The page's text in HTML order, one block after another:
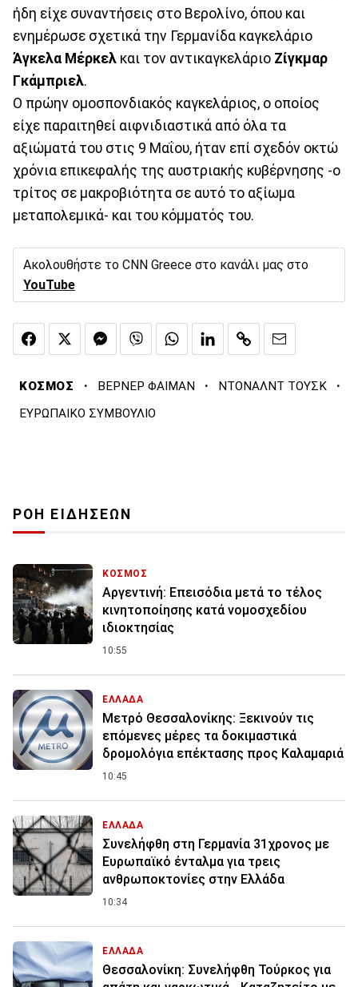
ήδη είχε συναντήσεις στο Βερολίνο, όπου και
ενημέρωσε σχετικά την Γερμανίδα καγκελάριο
Άγκελα Μέρκελ και τον αντικαγκελάριο Ζίγκμαρ
Γκάμπριελ.
Ο πρώην ομοσπονδιακός καγκελάριος, ο οποίος
είχε παραιτηθεί αιφνιδιαστικά από όλα τα
αξιώματά του στις 9 Μαΐου, ήταν επί σχεδόν οκτώ
χρόνια επικεφαλής της αυστριακής κυβέρνησης -ο
τρίτος σε μακροβιότητα σε αυτό το αξίωμα
μεταπολεμικά- και του κόμματός του.
Ακολουθήστε το CNN Greece στο κανάλι μας στο
YouTube
ΚΟΣΜΟΣ · ΒΕΡΝΕΡ ΦΑΙΜΑΝ · ΝΤΟΝΑΛΝΤ ΤΟΥΣΚ ·
ΕΥΡΩΠΑΙΚΟ ΣΥΜΒΟΥΛΙΟ
ΡΟΗ ΕΙΔΗΣΕΩΝ
ΚΟΣΜΟΣ
Αργεντινή: Επεισόδια μετά το τέλος
κινητοποίησης κατά νομοσχεδίου
ιδιοκτησίας
10:55
ΕΛΛΑΔΑ
Μετρό Θεσσαλονίκης: Ξεκινούν τις
επόμενες μέρες τα δοκιμαστικά
δρομολόγια επέκτασης προς Καλαμαριά
10:45
ΕΛΛΑΔΑ
Συνελήφθη στη Γερμανία 31χρονος με
Ευρωπαϊκό ένταλμα για τρεις
ανθρωποκτονίες στην Ελλάδα
10:34
ΕΛΛΑΔΑ
Θεσσαλονίκη: Συνελήφθη Τούρκος για